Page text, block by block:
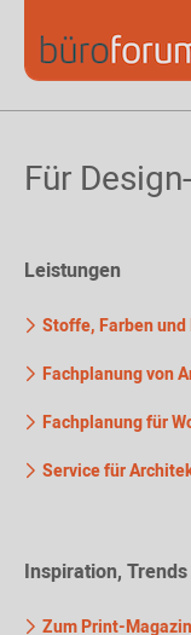
Für
Leistungen
Stoffe, Farben
Fachplanung von
Fachplanung für
Service für
Inspiration,
Zum Print-Magazin